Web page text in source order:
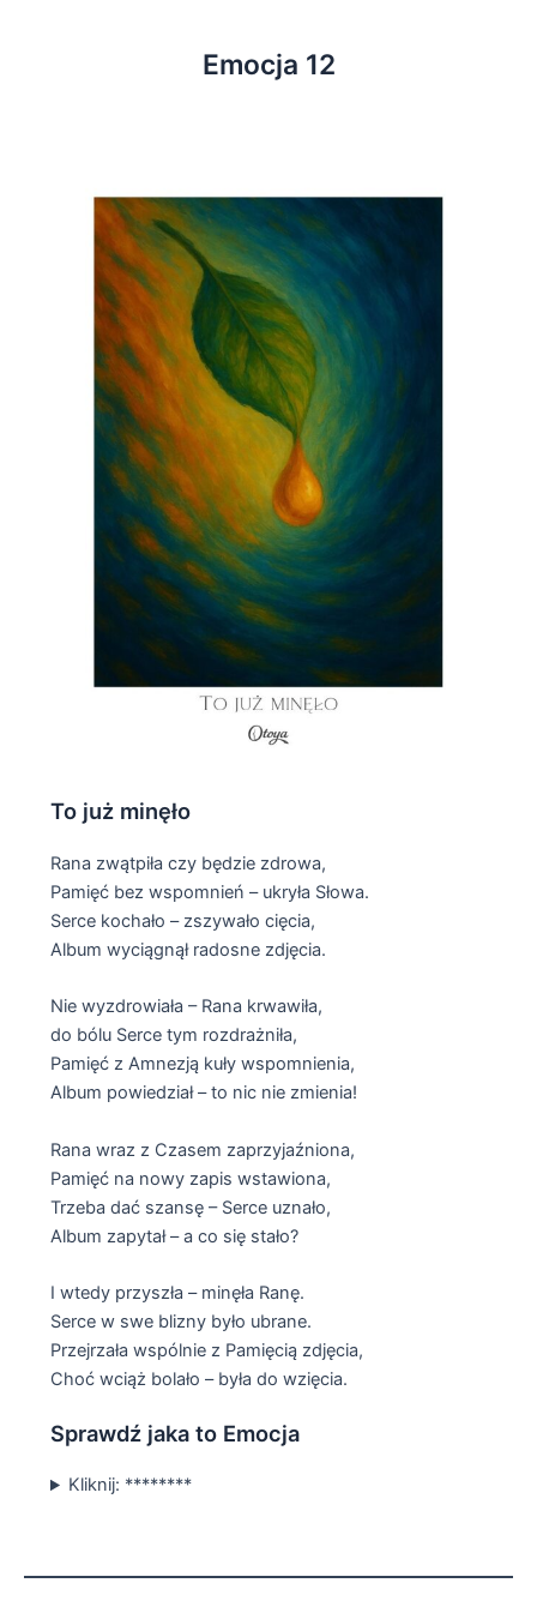
Emocja 12
To już minęło
Rana zwątpiła czy będzie zdrowa,
Pamięć bez wspomnień – ukryła Słowa.
Serce kochało – zszywało cięcia,
Album wyciągnął radosne zdjęcia.
Nie wyzdrowiała – Rana krwawiła,
do bólu Serce tym rozdrażniła,
Pamięć z Amnezją kuły wspomnienia,
Album powiedział – to nic nie zmienia!
Rana wraz z Czasem zaprzyjaźniona,
Pamięć na nowy zapis wstawiona,
Trzeba dać szansę – Serce uznało,
Album zapytał – a co się stało?
I wtedy przyszła – minęła Ranę.
Serce w swe blizny było ubrane.
Przejrzała wspólnie z Pamięcią zdjęcia,
Choć wciąż bolało – była do wzięcia.
Sprawdź jaka to Emocja
Kliknij: ********